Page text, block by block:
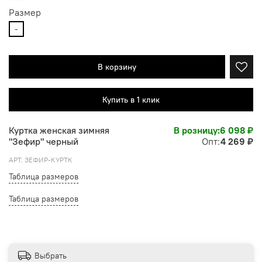
Куртка женская зимняя
"Зефир" черный
В розницу:6 098 ₽
Опт:4 269 ₽
АРТ. ЗЕФИР-КУРТК
Таблица размеров
Таблица размеров
В корзину
Купить в 1 клик
Размер
-
Выбрать